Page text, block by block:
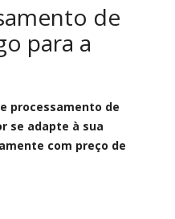
de
para a
processamento de
se adapte à sua
com preço de